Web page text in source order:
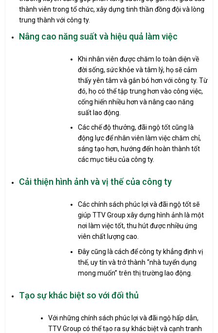
thành viên trong tổ chức, xây dựng tinh thần đồng đội và lòng
trung thành với công ty.
Nâng cao năng suất và hiệu quả làm việc
Khi nhân viên được chăm lo toàn diện về
đời sống, sức khỏe và tâm lý, họ sẽ cảm
thấy yên tâm và gắn bó hơn với công ty. Từ
đó, họ có thể tập trung hơn vào công việc,
cống hiến nhiều hơn và nâng cao năng
suất lao động.
Các chế độ thưởng, đãi ngộ tốt cũng là
động lực để nhân viên làm việc chăm chỉ,
sáng tạo hơn, hướng đến hoàn thành tốt
các mục tiêu của công ty.
Cải thiện hình ảnh và vị thế của công ty
Các chính sách phúc lợi và đãi ngộ tốt sẽ
giúp TTV Group xây dựng hình ảnh là một
nơi làm việc tốt, thu hút được nhiều ứng
viên chất lượng cao.
Đây cũng là cách để công ty khẳng định vị
thế, uy tín và trở thành “nhà tuyển dụng
mong muốn” trên thị trường lao động.
Tạo sự khác biệt so với đối thủ
Với những chính sách phúc lợi và đãi ngộ hấp dẫn,
TTV Group có thể tạo ra sự khác biệt và cạnh tranh